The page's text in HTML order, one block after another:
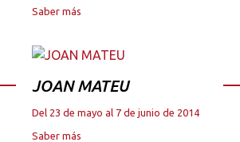
Saber más
JOAN MATEU
Del 23 de mayo al 7 de junio de 2014
Saber más